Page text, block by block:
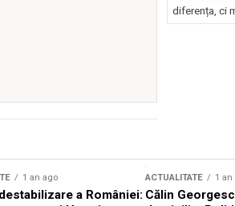
diferența, ci
1 an ago
a României:
ACTUALITATE 1 an
Călin